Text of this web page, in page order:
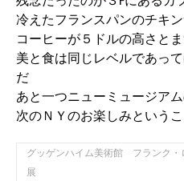
冷えたフランスパンのチキ
コーヒーが５ドルの高さと
美と食は同じレベルであっ
だ
あと一つニューミュージア
次のＮＹのお楽しみという
グッゲンハイム美術館 フランク
展